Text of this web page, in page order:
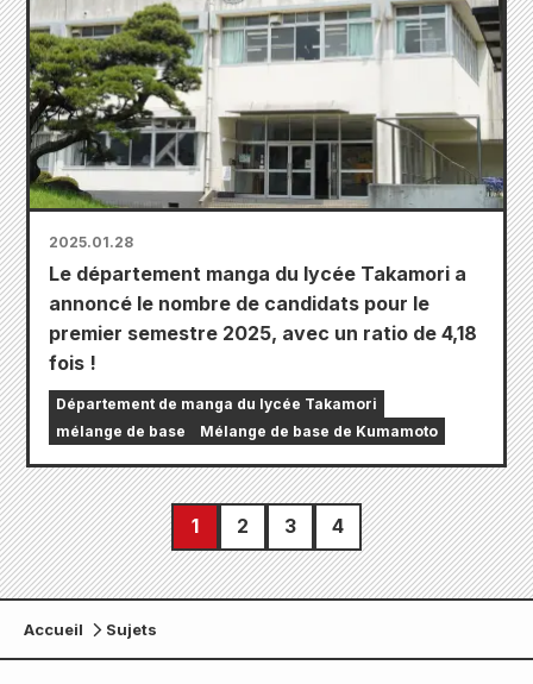
2025.01.28
Le département manga du lycée Takamori a
annoncé le nombre de candidats pour le
premier semestre 2025, avec un ratio de 4,18
fois !
Département de manga du lycée Takamori
mélange de base
Mélange de base de Kumamoto
1 2 3 4
Accueil Sujets